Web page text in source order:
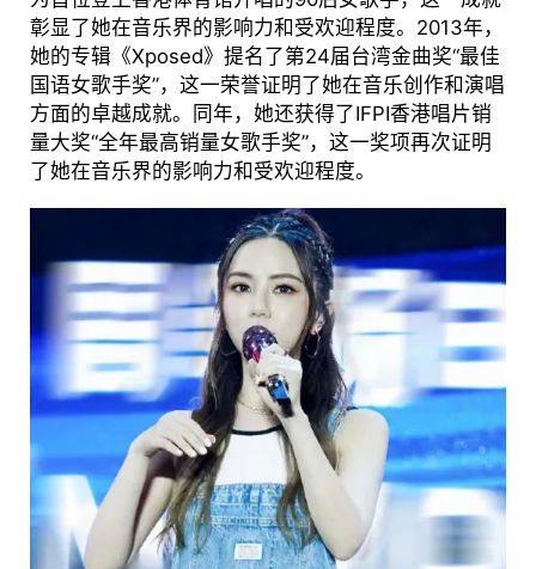
彰显了她在音乐界的影响力和受欢迎程度。2013年，
她的专辑《Xposed》提名了第24届台湾金曲奖“最佳
国语女歌手奖”，这一荣誉证明了她在音乐创作和演唱
方面的卓越成就。同年，她还获得了IFPI香港唱片销
量大奖“全年最高销量女歌手奖”，这一奖项再次证明
了她在音乐界的影响力和受欢迎程度。